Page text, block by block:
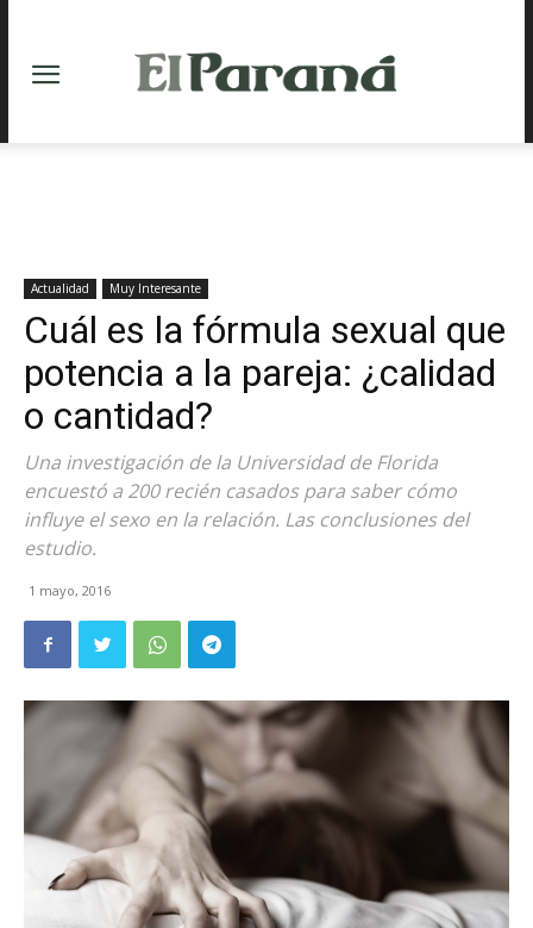
Actualidad Muy Interesante
Cuál es la fórmula sexual que
potencia a la pareja: ¿calidad
o cantidad?
Una investigación de la Universidad de Florida
encuestó a 200 recién casados para saber cómo
influye el sexo en la relación. Las conclusiones del
estudio.
1 mayo, 2016